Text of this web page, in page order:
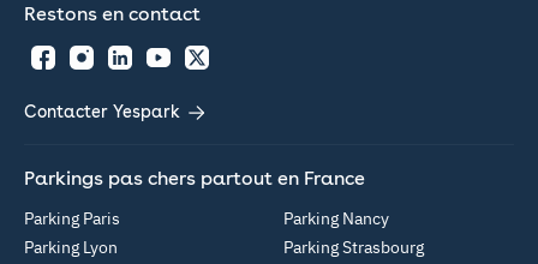
Restons en contact
FacebookInstagramLinkedInYouTubeTwitter
Contacter Yespark
Parkings pas chers partout en France
Parking Paris
Parking Lyon
Parking Nancy
Parking Strasbourg